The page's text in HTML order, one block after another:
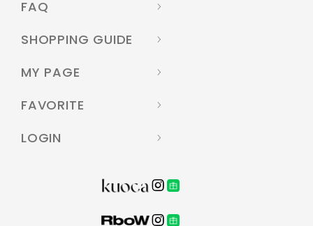
FAQ
SHOPPING GUIDE
MY PAGE
FAVORITE
LOGIN